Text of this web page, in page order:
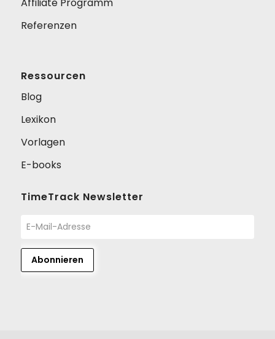
Affiliate Programm
Referenzen
Ressourcen
Blog
Lexikon
Vorlagen
E-books
TimeTrack Newsletter